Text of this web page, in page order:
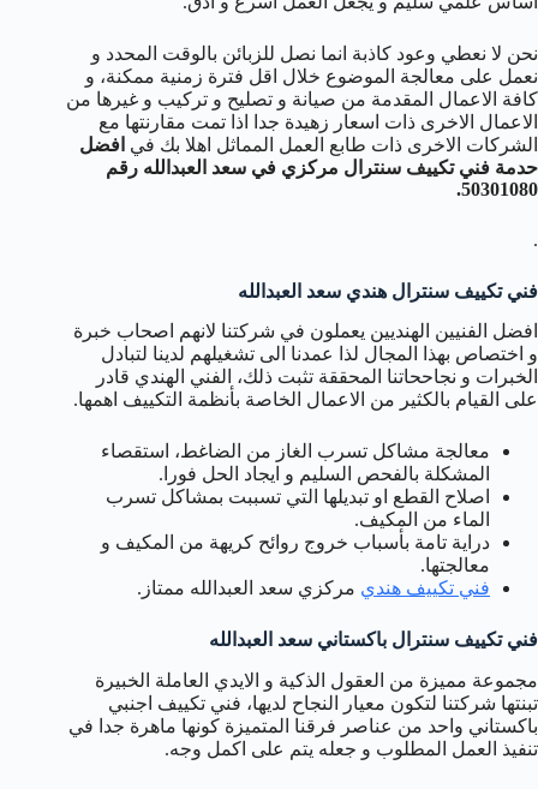
نحن لا نعطي وعود كاذبة انما نصل للزبائن بالوقت المحدد و
نعمل على معالجة الموضوع خلال اقل فترة زمنية ممكنة، و
كافة الاعمال المقدمة من صيانة و تصليح و تركيب و غيرها من
الاعمال الاخرى ذات اسعار زهيدة جدا اذا تمت مقارنتها مع
الشركات الاخرى ذات طابع العمل المماثل اهلا بك في افضل
حدمة فني تكييف سنترال مركزي في سعد العبدالله رقم
50301080.
.
فني تكييف سنترال هندي سعد العبدالله
افضل الفنيين الهنديين يعملون في شركتنا لانهم اصحاب خبرة
و اختصاص بهذا المجال لذا عمدنا الى تشغيلهم لدينا لتبادل
الخبرات و نجاححاتنا المحققة تثبت ذلك، الفني الهندي قادر
على القيام بالكثير من الاعمال الخاصة بأنظمة التكييف اهمها.
معالجة مشاكل تسرب الغاز من الضاغط، استقصاء
المشكلة بالفحص السليم و ايجاد الحل فورا.
اصلاح القطع او تبديلها التي تسببت بمشاكل تسرب
الماء من المكيف.
دراية تامة بأسباب خروج روائح كريهة من المكيف و
معالجتها.
فني تكييف هندي مركزي سعد العبدالله ممتاز.
فني تكييف سنترال باكستاني سعد العبدالله
مجموعة مميزة من العقول الذكية و الايدي العاملة الخبيرة
تبنتها شركتنا لتكون معيار النجاح لديها، فني تكييف اجنبي
باكستاني واحد من عناصر فرقنا المتميزة كونها ماهرة جدا في
تنفيذ العمل المطلوب و جعله يتم على اكمل وجه.